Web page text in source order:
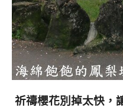
祈禱櫻花別掉太快，